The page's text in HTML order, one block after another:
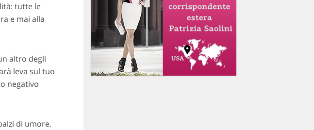
tutte le
e mai alla
altro degli
leva sul tuo
negativo
di umore.